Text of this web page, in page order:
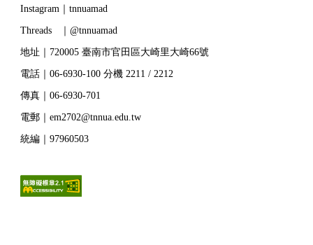
Instagram｜tnnuamad
Threads ｜@tnnuamad
地址｜720005 臺南市官田區大崎里大崎66號
電話｜06-6930-100 分機 2211 / 2212
傳真｜06-6930-701
電郵｜em2702@tnnua.edu.tw
統編｜97960503